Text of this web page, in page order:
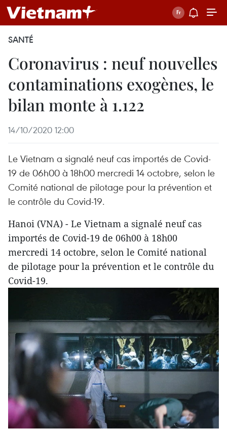
SANTÉ
Coronavirus : neuf nouvelles
contaminations exogènes, le
bilan monte à 1.122
14/10/2020 12:00
Le Vietnam a signalé neuf cas importés de Covid-
19 de 06h00 à 18h00 mercredi 14 octobre, selon le
Comité national de pilotage pour la prévention et
le contrôle du Covid-19.
Hanoi (VNA) - Le Vietnam a signalé neuf cas
importés de Covid-19 de 06h00 à 18h00
mercredi 14 octobre, selon le Comité national
de pilotage pour la prévention et le contrôle du
Covid-19.